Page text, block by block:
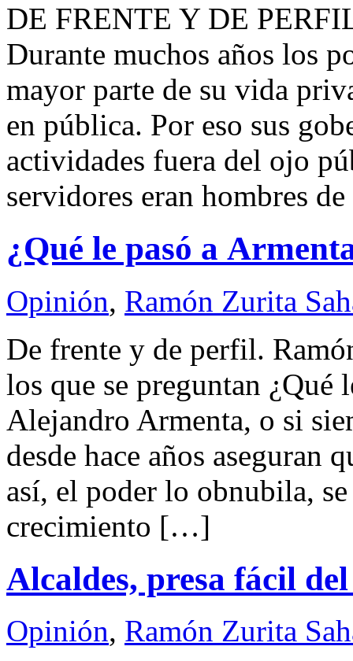
DE FRENTE Y DE
Durante muchos años los
mayor parte de su vida
en pública. Por eso sus
actividades fuera del ojo
servidores eran hombres
¿Qué le pasó a
Opinión, Ramón Zurita
De frente y de perfil.
los que se preguntan ¿Qué
Alejandro Armenta, o si
desde hace años aseguran
así, el poder lo obnubila,
crecimiento […]
Alcaldes, presa fácil
Opinión, Ramón Zurita